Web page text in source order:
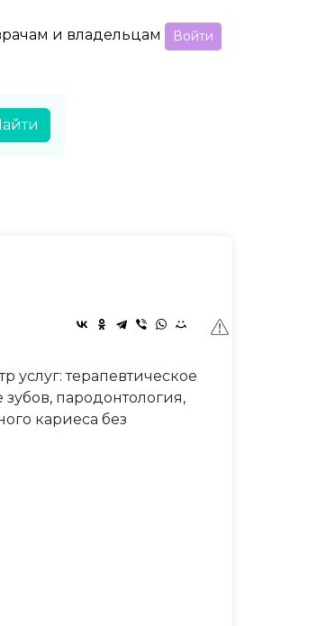
и владельцам Войти
услуг: терапевтическое
пародонтология,
кариеса без